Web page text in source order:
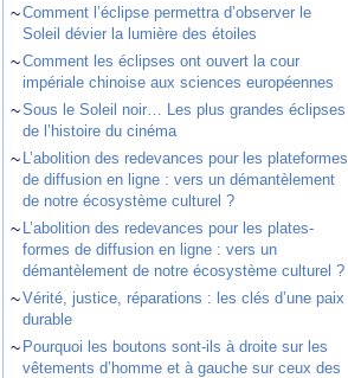
~Comment l’éclipse permettra d’observer le
Soleil dévier la lumière des étoiles
~Comment les éclipses ont ouvert la cour
impériale chinoise aux sciences européennes
~Sous le Soleil noir… Les plus grandes éclipses
de l’histoire du cinéma
~ L’abolition des redevances pour les plateformes
de diffusion en ligne : vers un démantèlement
de notre écosystème culturel ?
~ L’abolition des redevances pour les plates-
formes de diffusion en ligne : vers un
démantèlement de notre écosystème culturel ?
~Vérité, justice, réparations : les clés d’une paix
durable
~ Pourquoi les boutons sont-ils à droite sur les
vêtements d’homme et à gauche sur ceux des